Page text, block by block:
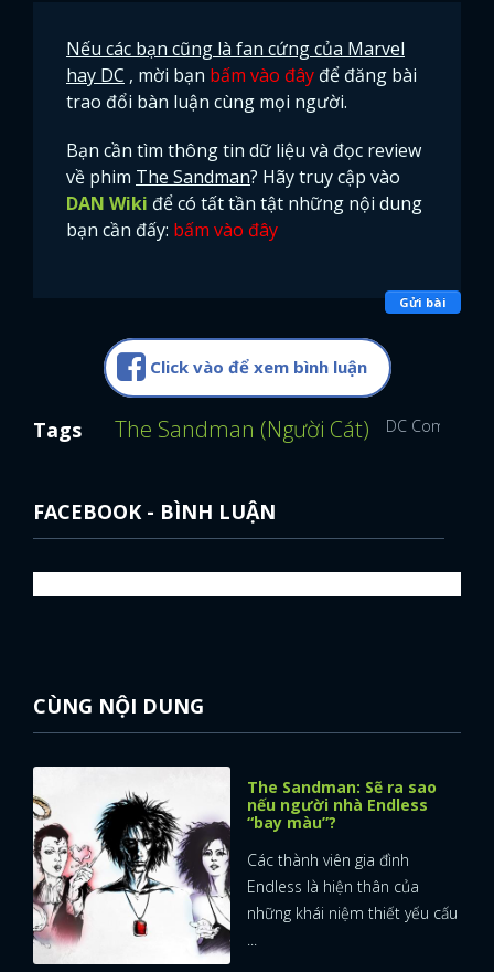
x
ĐĂNG NHẬP
Nếu các bạn cũng là fan cứng của Marvel
hay DC , mời bạn bấm vào đây để đăng bài
trao đổi bàn luận cùng mọi người.
Bạn cần tìm thông tin dữ liệu và đọc review
về phim The Sandman? Hãy truy cập vào
DAN Wiki để có tất tần tật những nội dung
bạn cần đấy: bấm vào đây
Gửi bài
Click vào để xem bình luận
Tags The Sandman (Người Cát) DC Comics
FACEBOOK - BÌNH LUẬN
CÙNG NỘI DUNG
The Sandman: Sẽ ra sao
nếu người nhà Endless
“bay màu”?
Các thành viên gia đình
Endless là hiện thân của
những khái niệm thiết yếu cấu
...